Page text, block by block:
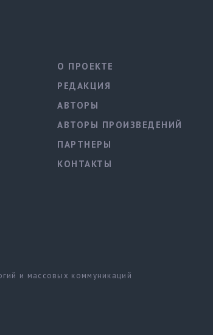
О ПРОЕКТЕ
РЕДАКЦИЯ
АВТОРЫ
АВТОРЫ ПРОИЗВЕДЕНИЙ
ПАРТНЕРЫ
КОНТАКТЫ
и массовых коммуникаций